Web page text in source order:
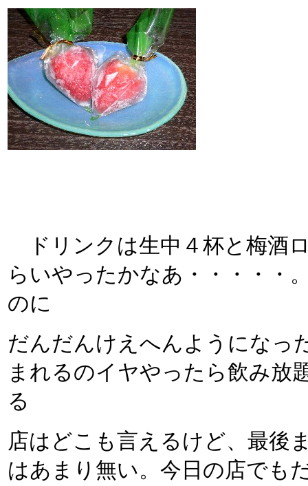
ドリンクは生中４杯と梅酒
らいやったかなあ・・・・・
のに
だんだんけえへんようになっ
まれるのイヤやったら飲み放
る
店はどこも言えるけど、最後
はあまり無い。今日の店でも